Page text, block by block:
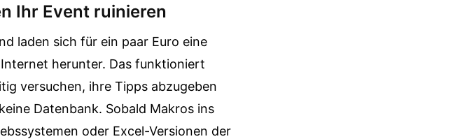
Ihr Event ruinieren
laden sich für ein paar Euro eine
herunter. Das funktioniert
versuchen, ihre Tipps abzugeben
Datenbank. Sobald Makros ins
oder Excel-Versionen der